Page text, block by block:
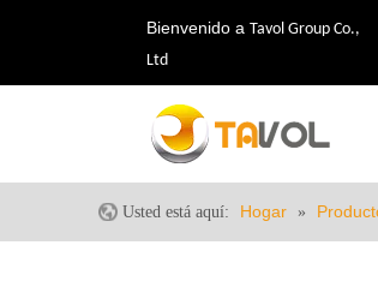
Bienvenido a Tavol Group Co.,
Ltd
Usted está aquí: Hogar »